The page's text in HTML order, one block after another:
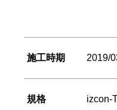
施工時期 2019/
規格 izcon-